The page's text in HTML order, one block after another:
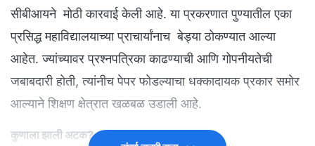
सीबीआयने मोठी कारवाई केली आहे. या प्रकरणात पुण्यातील एका
प्रसिद्ध महाविद्यालयाच्या प्राचार्यांनाच बेड्या ठोकण्यात आल्या
आहेत. ज्यांच्यावर प्रश्नपत्रिका काढण्याची आणि गोपनीयतेची
जबाबदारी होती, त्यांनीच पेपर फोडल्याचा धक्कादायक प्रकार समोर
आल्याने शिक्षण क्षेत्रात खळबळ उडाली आहे.
कुणाला झाली अटक?